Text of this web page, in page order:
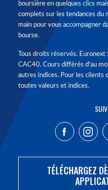
boursière en quelques clics
complets sur les tendances du
main pour vous accompagner
bourse.
Tous droits réservés.
CAC40. Cours différés d'au
autres indices. Pour les clients
toutes valeurs et indices.
TÉLÉCHARGEZ